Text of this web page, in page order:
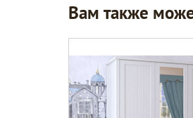
Вам также